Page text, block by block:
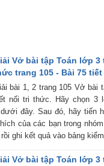
Vở bài tập Toán lớp 3
trang 105 - Bài 75 tiết
bài 1, 2 trang 105 Vở bài
nối tri thức. Hãy chọn 3
đây. Sau đó, hãy tiến
của các bạn trong
ghi kết quả vào bảng
Vở bài tập Toán lớp 3